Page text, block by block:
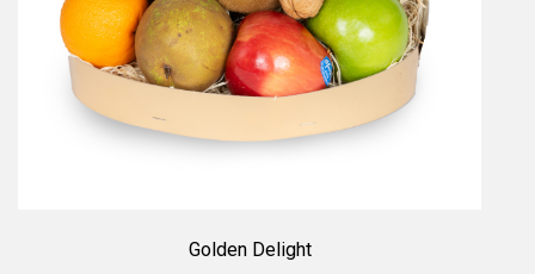
Golden Delight